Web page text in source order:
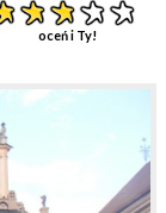
oceń i Ty!